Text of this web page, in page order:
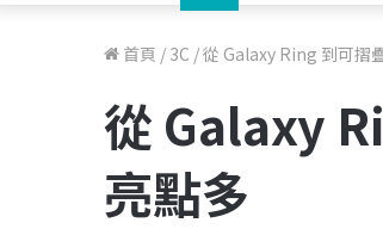
首頁 / 3C /從 Galaxy Ring 到可摺
從 Galaxy
亮點多